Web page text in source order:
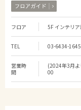
フロア 5F インテリ
TEL 03-6434-1645
営業時
間
(2024年3月
00